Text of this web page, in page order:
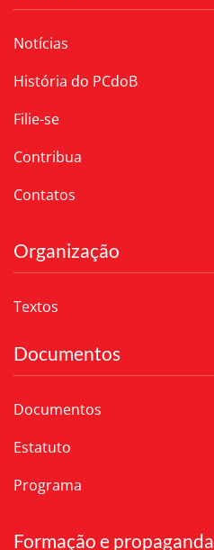
Notícias
História do PCdoB
Filie-se
Contribua
Contatos
Organização
Textos
Documentos
Documentos
Estatuto
Programa
Formação e propaganda